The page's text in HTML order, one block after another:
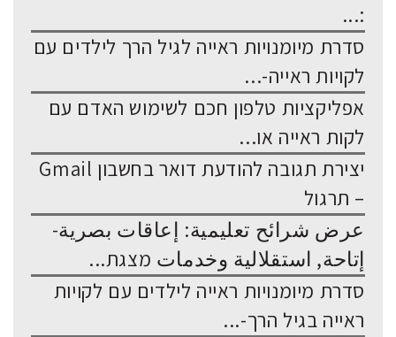
:...
סדרת מיומנויות ראייה לגיל הרך לילדים עם
לקויות ראייה-...
אפליקציות טלפון חכם לשימוש האדם עם
לקות ראייה או...
יצירת תגובה להודעת דואר בחשבון Gmail
– תרגול
عرض شرائح تعليمية: إعاقات بصرية-
إتاحة, استقلالية وخدمات מצגת...
סדרת מיומנויות ראייה לילדים עם לקויות
ראייה בגיל הרך-...